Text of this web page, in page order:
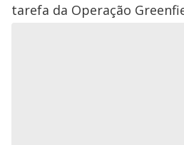
tarefa da Operação